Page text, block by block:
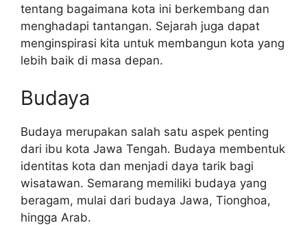
tentang bagaimana kota ini berkembang dan
menghadapi tantangan. Sejarah juga dapat
menginspirasi kita untuk membangun kota yang
lebih baik di masa depan.
Budaya
Budaya merupakan salah satu aspek penting
dari ibu kota Jawa Tengah. Budaya membentuk
identitas kota dan menjadi daya tarik bagi
wisatawan. Semarang memiliki budaya yang
beragam, mulai dari budaya Jawa, Tionghoa,
hingga Arab.